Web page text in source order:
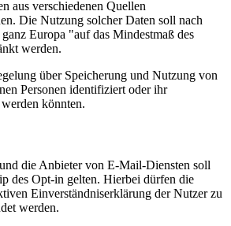
aus verschiedenen Quellen
Die Nutzung solcher Daten soll nach
Europa "auf das Mindestmaß des
werden.
über Speicherung und Nutzung von
Personen identifiziert oder ihr
könnten.
die Anbieter von E-Mail-Diensten soll
des Opt-in gelten. Hierbei dürfen die
Einverständniserklärung der Nutzer zu
werden.